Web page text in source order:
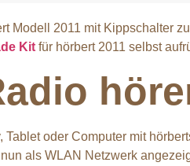
Modell 2011 mit Kippschalter
Kit für hörbert 2011 selbst
oder Computer mit
als WLAN Netzwerk